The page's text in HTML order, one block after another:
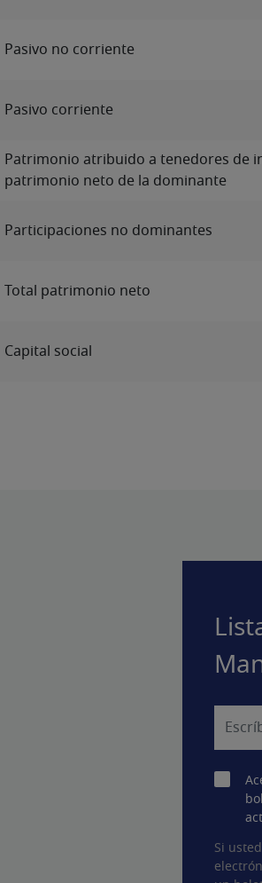
Pasivo no corriente
Pasivo corriente
Patrimonio atribuido a tenedores de
patrimonio neto de la dominante
Participaciones no dominantes
Total patrimonio neto
Capital social
Si